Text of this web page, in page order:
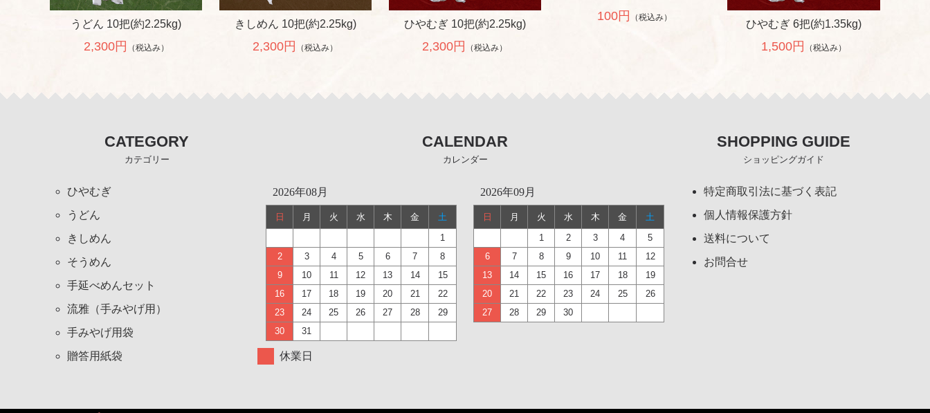
うどん 10把(約2.25kg)
2,300円 （税込み）
きしめん 10把(約2.25kg)
2,300円 （税込み）
ひやむぎ 10把(約2.25kg)
2,300円 （税込み）
100円 （税込み）
ひやむぎ 6把(約1.35kg)
1,500円 （税込み）
CATEGORY
カテゴリー
ひやむぎ
うどん
きしめん
そうめん
手延べめんセット
流雅（手みやげ用）
手みやげ用袋
贈答用紙袋
CALENDAR
カレンダー
2026年08月
日 月 火 水 木 金
土
1
2
3 4 5 6 7
8
9
10 11 12 13 14
15
16
17 18 19 20 21
22
23
24 25 26 27 28
29
30
31
2026年09月
日 月 火 水 木 金
土
1
2 3 4
5
6
7 8 9 10 11
12
13
14 15 16 17 18
19
20
21 22 23 24 25
26
27
28 29 30
休業日
SHOPPING GUIDE
ショッピングガイド
特定商取引法に基づく表記
個人情報保護方針
送料について
お問合せ